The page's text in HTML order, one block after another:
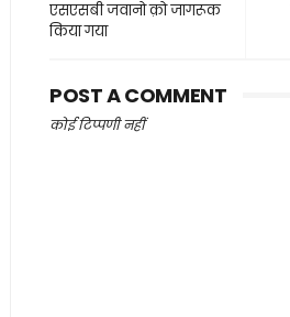
एसएसबी जवानो क़ो जागरूक
किया गया
POST A COMMENT
कोई टिप्पणी नहीं